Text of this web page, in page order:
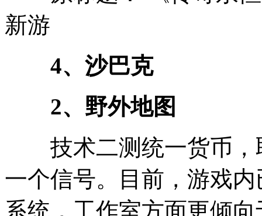
新游
4、沙巴克
2、野外地图
技术二测统一货币，
一个信号。目前，游戏
系统，工作室方面更倾